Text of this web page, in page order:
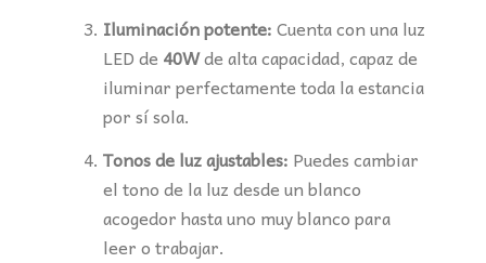
Iluminación potente:Cuenta con una luz
LED de 40Wde alta capacidad, capaz de
iluminar perfectamente toda la estancia
por sí sola.
Tonos de luz ajustables: Puedes cambiar
el tono de la luz desde un blanco
acogedor hasta uno muy blanco para
leer o trabajar.